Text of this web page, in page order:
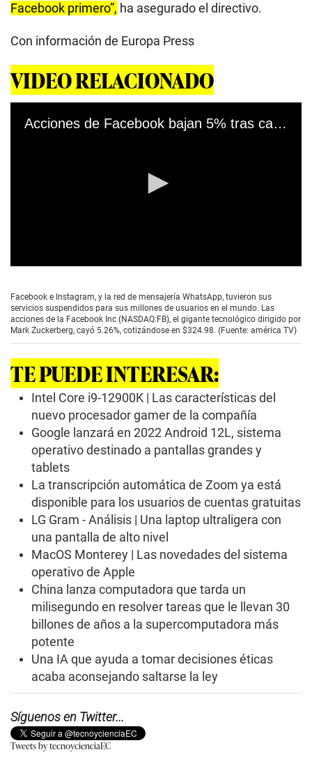
Facebook primero”, ha asegurado el directivo.
Con información de Europa Press
VIDEO RELACIONADO
Acciones de Facebook bajan 5% tras caída global de redes sociales
e
c
o
n
o
f
0
Facebook e Instagram, y la red de mensajería WhatsApp, tuvieron sus
servicios suspendidos para sus millones de usuarios en el mundo. Las
acciones de la Facebook Inc (NASDAQ:FB), el gigante tecnológico dirigido por
Mark Zuckerberg, cayó 5.26%, cotizándose en $324.98. (Fuente: américa TV)
TE PUEDE INTERESAR:
Intel Core i9-12900K | Las características del
nuevo procesador gamer de la compañía
Google lanzará en 2022 Android 12L, sistema
operativo destinado a pantallas grandes y
tablets
La transcripción automática de Zoom ya está
disponible para los usuarios de cuentas gratuitas
LG Gram - Análisis | Una laptop ultraligera con
una pantalla de alto nivel
MacOS Monterey | Las novedades del sistema
operativo de Apple
China lanza computadora que tarda un
milisegundo en resolver tareas que le llevan 30
billones de años a la supercomputadora más
potente
Una IA que ayuda a tomar decisiones éticas
acaba aconsejando saltarse la ley
Síguenos en Twitter...
Tweets by tecnoycienciaEC